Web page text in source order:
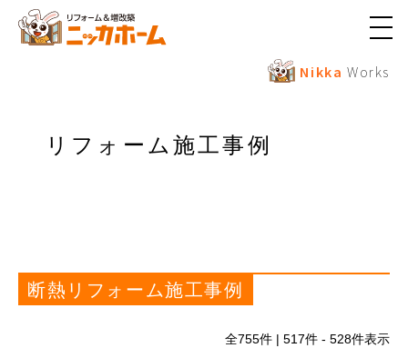
メ
ュ
Nikka Works
リフォーム施工事例
断熱リフォーム施工事例
全755件 | 517件 - 528件表示